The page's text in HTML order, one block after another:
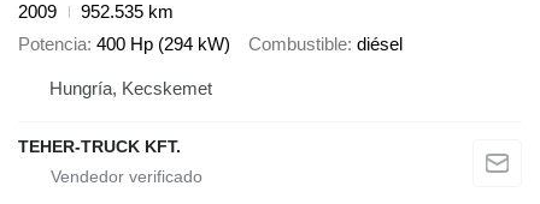
2009
952.535 km
Potencia 400 Hp (294 kW) Combustible diésel
Hungría, Kecskemet
TEHER-TRUCK KFT.